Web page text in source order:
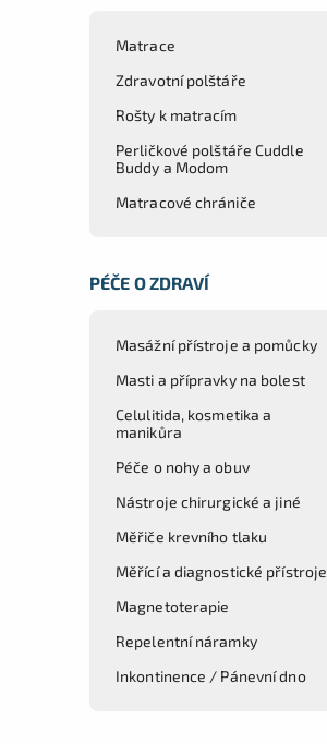
Matrace
Zdravotní polštáře
Rošty k matracím
Perličkové polštáře Cuddle
Buddy a Modom
Matracové chrániče
PÉČE O ZDRAVÍ
Masážní přístroje a pomůcky
Masti a přípravky na bolest
Celulitida, kosmetika a
manikůra
Péče o nohy a obuv
Nástroje chirurgické a jiné
Měřiče krevního tlaku
Měřící a diagnostické přístroje
Magnetoterapie
Repelentní náramky
Inkontinence / Pánevní dno